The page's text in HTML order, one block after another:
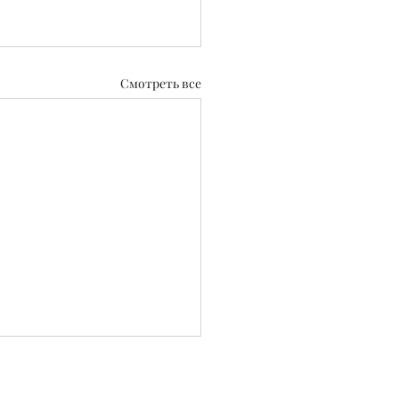
Смотреть все